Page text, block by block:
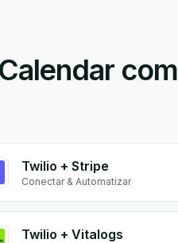
com
Twilio + Stripe
Conectar & Automatizar
Twilio + Vitalogs